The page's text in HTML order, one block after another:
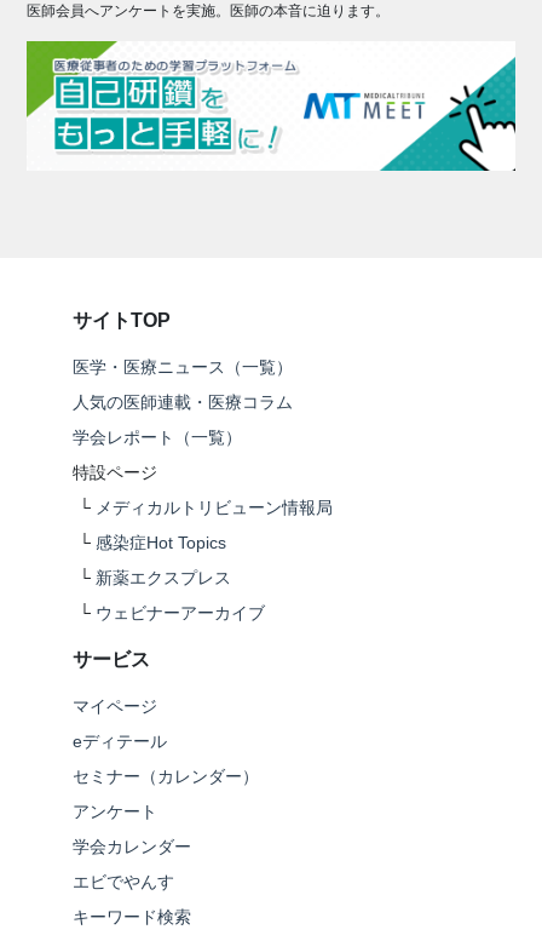
医師会員へアンケートを実施。医師の本音に迫ります。
サイトTOP
医学・医療ニュース（一覧）
人気の医師連載・医療コラム
学会レポート（一覧）
特設ページ
└ メディカルトリビューン情報局
└ 感染症Hot Topics
└ 新薬エクスプレス
└ ウェビナーアーカイブ
サービス
マイページ
eディテール
セミナー（カレンダー）
アンケート
学会カレンダー
エビでやんす
キーワード検索